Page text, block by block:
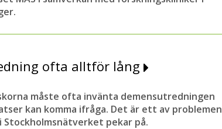
ofta alltför lång
måste ofta invänta demensutredningen
kan komma ifråga. Det är ett av problemen
Stockholmsnätverket pekar på.